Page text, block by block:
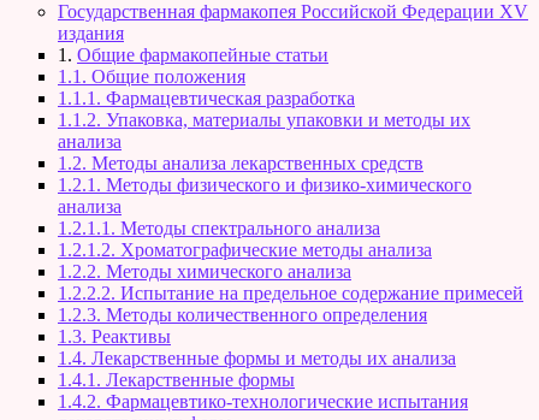
Государственная фармакопея Российской Федерации XV
издания
1. Общие фармакопейные статьи
1.1. Общие положения
1.1.1. Фармацевтическая разработка
1.1.2. Упаковка, материалы упаковки и методы их
анализа
1.2. Методы анализа лекарственных средств
1.2.1. Методы физического и физико-химического
анализа
1.2.1.1. Методы спектрального анализа
1.2.1.2. Хроматографические методы анализа
1.2.2. Методы химического анализа
1.2.2.2. Испытание на предельное содержание примесей
1.2.3. Методы количественного определения
1.3. Реактивы
1.4. Лекарственные формы и методы их анализа
1.4.1. Лекарственные формы
1.4.2. Фармацевтико-технологические испытания